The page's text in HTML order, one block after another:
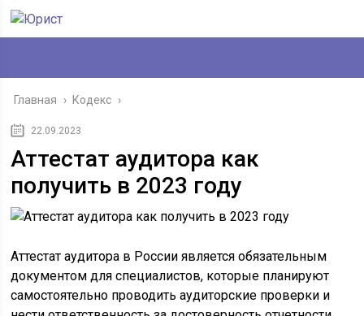
Главная › Кодекс ›
22.09.2023
Аттестат аудитора как
получить в 2023 году
Аттестат аудитора в России является обязательным
документом для специалистов, которые планируют
самостоятельно проводить аудиторские проверки и